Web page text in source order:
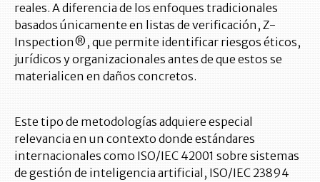
reales. A diferencia de los enfoques tradicionales
basados únicamente en listas de verificación, Z-
Inspection®, que permite identificar riesgos éticos,
jurídicos y organizacionales antes de que estos se
materialicen en daños concretos.
Este tipo de metodologías adquiere especial
relevancia en un contexto donde estándares
internacionales como ISO/IEC 42001 sobre sistemas
de gestión de inteligencia artificial, ISO/IEC 23894